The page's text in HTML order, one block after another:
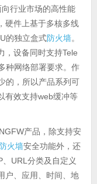
向行业市场的高性能
硬件上基于多核多线
的独立盒式防火墙。
，设备同时支持Tele
种网络部署要求。作
的，所以产品系列可
有效支持web缓冲等
产品，除支持安
火墙安全功能外，还
URL分类及自定义
户、应用、时间、地